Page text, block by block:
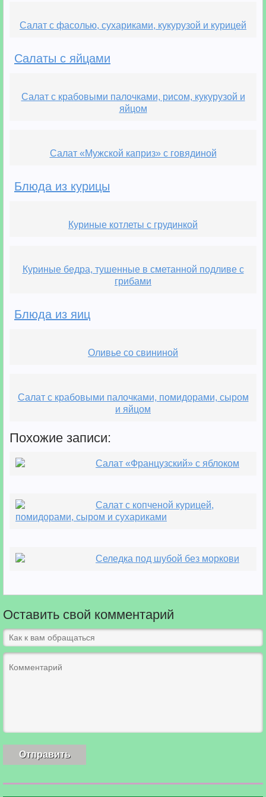
Салат с фасолью, сухариками, кукурузой и курицей
Салаты с яйцами
Салат с крабовыми палочками, рисом, кукурузой и
яйцом
Салат «Мужской каприз» с говядиной
Блюда из курицы
Куриные котлеты с грудинкой
Куриные бедра, тушенные в сметанной подливе с
грибами
Блюда из яиц
Оливье со свининой
Салат с крабовыми палочками, помидорами, сыром
и яйцом
Похожие записи:
Салат «Французский» с яблоком
Салат с копченой курицей,
помидорами, сыром и сухариками
Селедка под шубой без моркови
Оставить свой комментарий